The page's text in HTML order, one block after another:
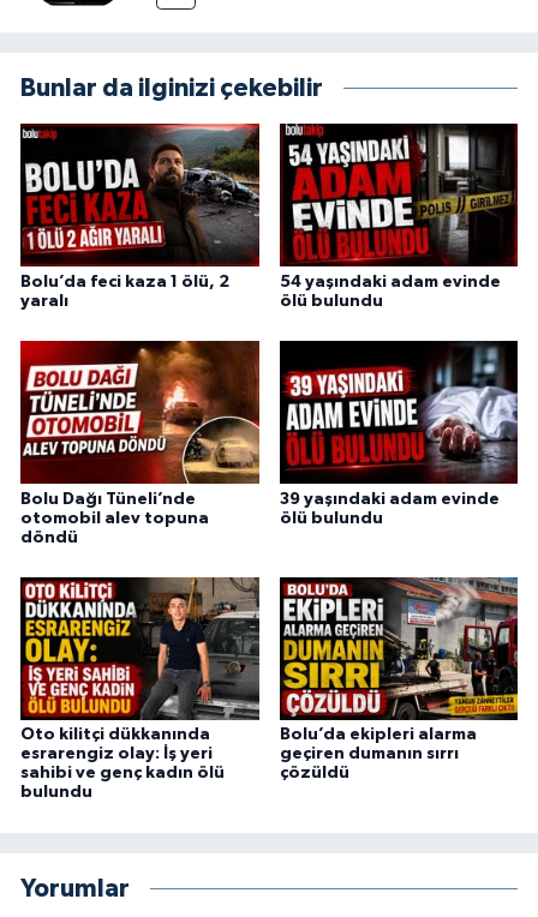
Bunlar da ilginizi çekebilir
Bolu’da feci kaza 1 ölü, 2
yaralı
54 yaşındaki adam evinde
ölü bulundu
Bolu Dağı Tüneli’nde
otomobil alev topuna
döndü
39 yaşındaki adam evinde
ölü bulundu
Oto kilitçi dükkanında
esrarengiz olay: İş yeri
sahibi ve genç kadın ölü
bulundu
Bolu’da ekipleri alarma
geçiren dumanın sırrı
çözüldü
Yorumlar